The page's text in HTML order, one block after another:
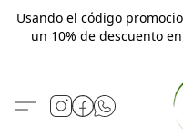
Usando el código
un 10% de descuento